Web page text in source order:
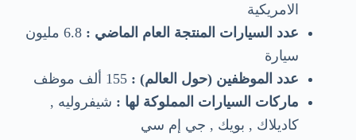
الامريكية
عدد السيارات المنتجة العام الماضي :
6.8 مليون
سيارة
عدد الموظفين (حول العالم) :
ماركات السيارات المملوكة لها : شيفروليه ,
كاديلاك , بويك , جي إم سي